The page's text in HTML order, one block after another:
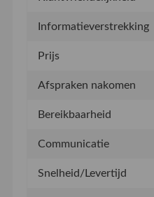
Informatieverstrekking
Prijs
Afspraken nakomen
Bereikbaarheid
Communicatie
Snelheid/Levertijd